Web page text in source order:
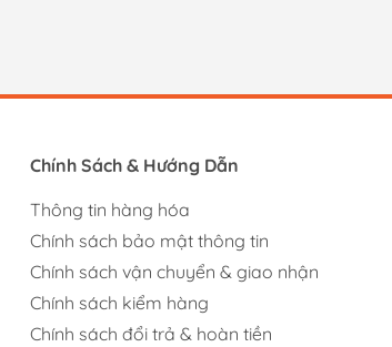
Chính Sách & Hướng Dẫn
Thông tin hàng hóa
Chính sách bảo mật thông tin
Chính sách vận chuyển & giao nhận
Chính sách kiểm hàng
Chính sách đổi trả & hoàn tiền